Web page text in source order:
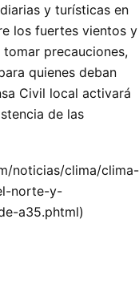
y turísticas en
los fuertes vientos y
precauciones,
quienes deban
Civil local activará
de las
noticias/clima/clima-
norte-y-
a35.phtml)